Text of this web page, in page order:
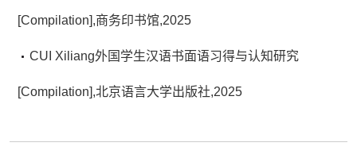
[Compilation],商务印书馆,2025
CUI Xiliang外国学生汉语书面语习得与认知研究
[Compilation],北京语言大学出版社,2025